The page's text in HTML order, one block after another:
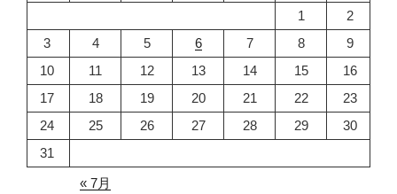
1
2
3
4 5 6 7 8
9
10
11 12 13 14 15
16
17
18 19 20 21 22
23
24
25 26 27 28 29
30
31
« 7月